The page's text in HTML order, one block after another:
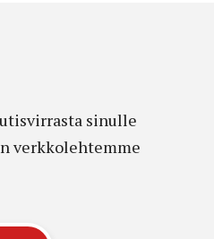
sinulle
verkkolehtemme